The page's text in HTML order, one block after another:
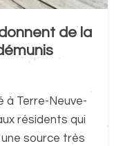
de la
à Terre-Neuve-
résidents qui
source très